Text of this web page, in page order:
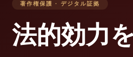
著作権保護 · デジタル証拠
法的効力